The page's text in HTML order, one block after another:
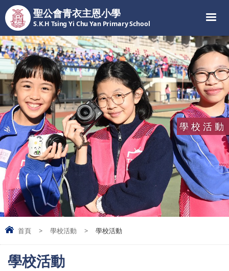
聖公會青衣主恩小學
S.K.H Tsing Yi Chu Yan Primary School
學校活動
首頁 > 學校活動 > 學校活動
學校活動